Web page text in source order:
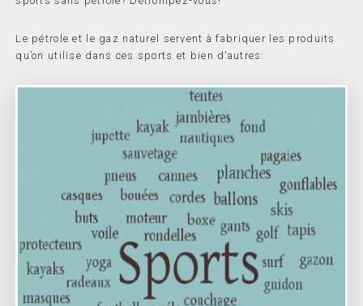
Le pétrole et le gaz naturel servent à fabriquer les produits
qu’on utilise dans ces sports et bien d’autres: